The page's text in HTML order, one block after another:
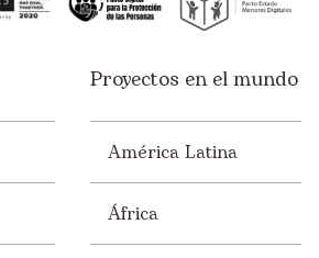
Proyectos en el mundo
América Latina
África